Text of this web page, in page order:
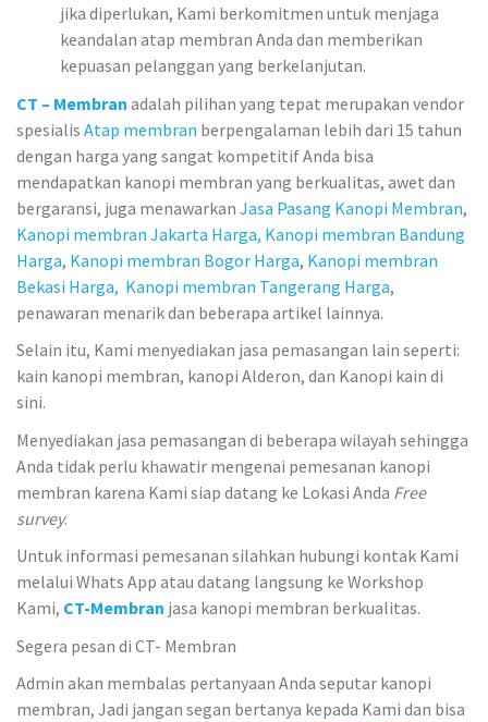
jika diperlukan, Kami berkomitmen untuk menjaga
keandalan atap membran Anda dan memberikan
kepuasan pelanggan yang berkelanjutan.
CT – Membran adalah pilihan yang tepat merupakan vendor
spesialis Atap membran berpengalaman lebih dari 15 tahun
dengan harga yang sangat kompetitif Anda bisa
mendapatkan kanopi membran yang berkualitas, awet dan
bergaransi, juga menawarkan Jasa Pasang Kanopi Membran,
Kanopi membran Jakarta Harga, Kanopi membran Bandung
Harga, Kanopi membran Bogor Harga, Kanopi membran
Bekasi Harga, Kanopi membran Tangerang Harga,
penawaran menarik dan beberapa artikel lainnya.
Selain itu, Kami menyediakan jasa pemasangan lain seperti:
kain kanopi membran, kanopi Alderon, dan Kanopi kain di
sini.
Menyediakan jasa pemasangan di beberapa wilayah sehingga
Anda tidak perlu khawatir mengenai pemesanan kanopi
membran karena Kami siap datang ke Lokasi Anda Free
survey.
Untuk informasi pemesanan silahkan hubungi kontak Kami
melalui Whats App atau datang langsung ke Workshop
Kami, CT-Membran jasa kanopi membran berkualitas.
Segera pesan di CT- Membran
Admin akan membalas pertanyaan Anda seputar kanopi
membran, Jadi jangan segan bertanya kepada Kami dan bisa